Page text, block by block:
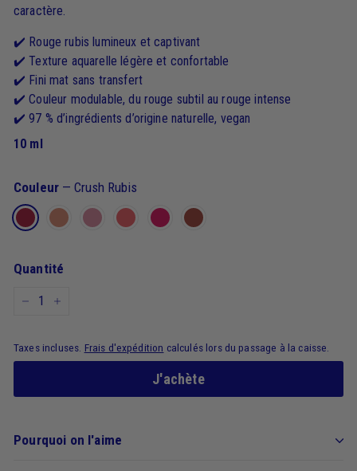
caractère.
✔️ Rouge rubis lumineux et captivant
✔️ Texture aquarelle légère et confortable
✔️ Fini mat sans transfert
✔️ Couleur modulable, du rouge subtil au rouge intense
✔️ 97 % d’ingrédients d’origine naturelle, vegan
10 ml
Couleur —Crush Rubis
Quantité
Taxes incluses. Frais d'expédition calculés lors du passage à la caisse.
J'achète
Pourquoi on l'aime